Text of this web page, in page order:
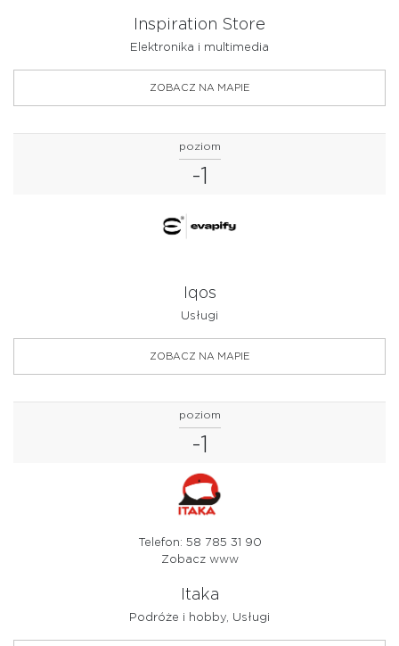
Inspiration Store
Elektronika i multimedia
ZOBACZ NA MAPIE
poziom
-1
Iqos
Usługi
ZOBACZ NA MAPIE
poziom
-1
Telefon: 58 785 31 90
Zobacz www
Itaka
Podróże i hobby, Usługi